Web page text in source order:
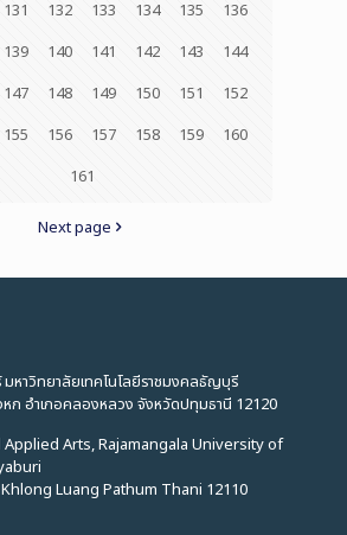
131 132 133 134 135
136
139 140 141 142 143
144
147 148 149 150 151
152
155 156 157 158 159
160
161
Next page
หาวิทยาลัยเทคโนโลยีราชมงคลธัญบุรี
ก อำเภอคลองหลวง จังหวัดปทุมธานี 12120
Applied Arts, Rajamangala University of
Luang Pathum Thani 12110